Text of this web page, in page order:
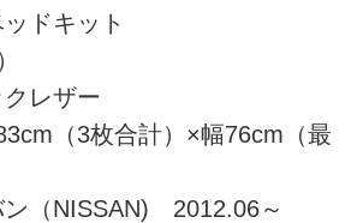
ドキット
レザー
（3枚合計）×幅76cm（最
ン（NISSAN) 2012.06～